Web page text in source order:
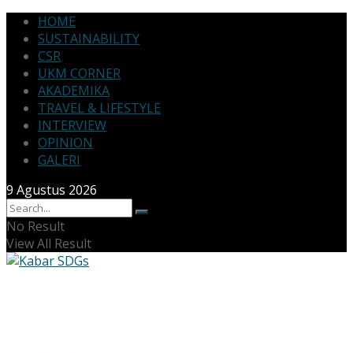
HOME
SUSTAINABILITY
CSR
UKM CORNER
AKADEMIKA
TRAVEL & LIFESTYLE
INTERVIEW
OPINION
GALERI
9 Agustus 2026
No Result
View All Result